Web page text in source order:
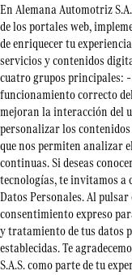
En Alemana Automotriz
de los portales web,
de enriquecer tu
servicios y contenidos
cuatro grupos principales:
funcionamiento correcto
mejoran la interacción del
personalizar los
que nos permiten analizar
continuas. Si deseas
tecnologías, te invitamos
Datos Personales. Al
consentimiento expreso
y tratamiento de tus datos
establecidas. Te
S.A.S. como parte de tu